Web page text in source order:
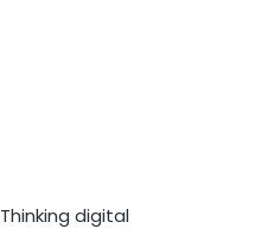
Thinking digital